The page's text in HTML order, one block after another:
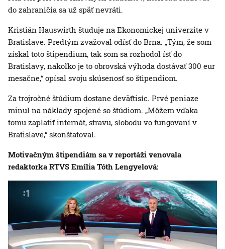
do zahraničia sa už späť nevráti.
Kristián Hauswirth študuje na Ekonomickej univerzite v
Bratislave. Predtým zvažoval odísť do Brna. „Tým, že som
získal toto štipendium, tak som sa rozhodol ísť do
Bratislavy, nakoľko je to obrovská výhoda dostávať 300 eur
mesačne,“ opísal svoju skúsenosť so štipendiom.
Za trojročné štúdium dostane deväťtisíc. Prvé peniaze
minul na náklady spojené so štúdiom. „Môžem vďaka
tomu zaplatiť internát, stravu, slobodu vo fungovaní v
Bratislave,“ skonštatoval.
Motivačným štipendiám sa v reportáži venovala
redaktorka RTVS Emília Tóth Lengyelová: